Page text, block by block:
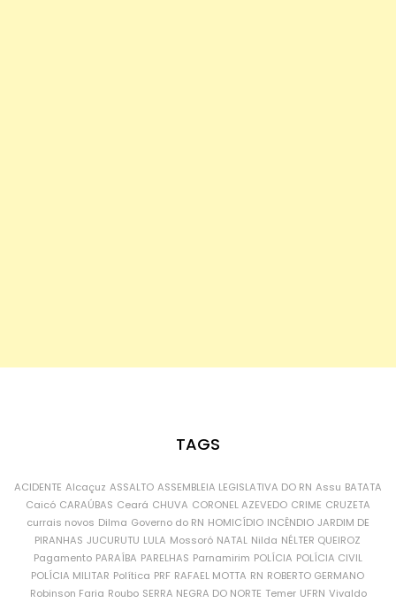
TAGS
ACIDENTE Alcaçuz ASSALTO ASSEMBLEIA LEGISLATIVA DO RN Assu BATATA
Caicó CARAÚBAS Ceará CHUVA CORONEL AZEVEDO CRIME CRUZETA
currais novos Dilma Governo do RN HOMICÍDIO INCÊNDIO JARDIM DE
PIRANHAS JUCURUTU LULA Mossoró NATAL Nilda NÉLTER QUEIROZ
Pagamento PARAÍBA PARELHAS Parnamirim POLÍCIA POLÍCIA CIVIL
POLÍCIA MILITAR Política PRF RAFAEL MOTTA RN ROBERTO GERMANO
Robinson Faria Roubo SERRA NEGRA DO NORTE Temer UFRN Vivaldo